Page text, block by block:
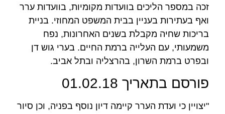
זכה במספר הליכים בוועדות מקומיות, בוועדות ערר
ואף בעתירות בעניין בבית המשפט המחוזי. בניית
בריכות שחיה מקבלת בשנים האחרונות, נפח
משמעותי, עם העלייה ברמת החיים. בערי גוש דן
ובפרט ברמת השרון, בהרצליה ובתל אביב.
פורסם בתאריך 01.02.18
"יצויין כי ועדת הערר קיימה דיון נוסף בפניה, וכן סיור